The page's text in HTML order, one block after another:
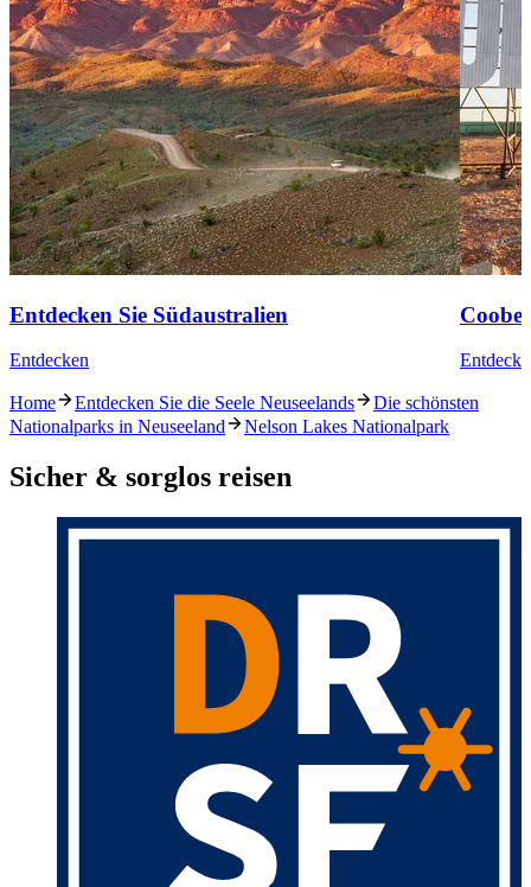
Entdecken Sie Südaustralien
Entdecken
Home Entdecken Sie die Seele Neuseelands
Die schönsten
Nationalparks in Neuseeland
Nelson Lakes Nationalpark
Sicher & sorglos reisen